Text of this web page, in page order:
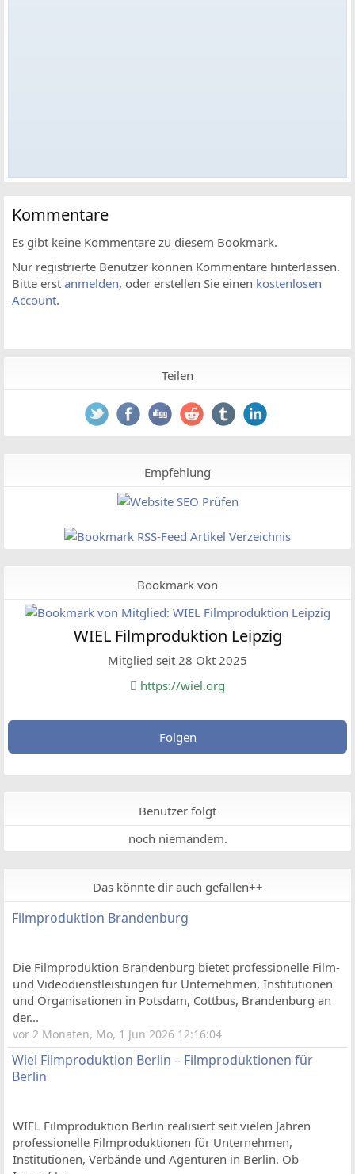
Kommentare
Es gibt keine Kommentare zu diesem Bookmark.
Nur registrierte Benutzer können Kommentare hinterlassen.
Bitte erst anmelden, oder erstellen Sie einen kostenlosen
Account.
Teilen
Empfehlung
Bookmark von
WIEL Filmproduktion Leipzig
Mitglied seit 28 Okt 2025
https://wiel.org
Folgen
Benutzer folgt
noch niemandem.
Das könnte dir auch gefallen++
Filmproduktion Brandenburg
Die Filmproduktion Brandenburg bietet professionelle Film-
und Videodienstleistungen für Unternehmen, Institutionen
und Organisationen in Potsdam, Cottbus, Brandenburg an
der...
vor 2 Monaten, Mo, 1 Jun 2026 12:16:04
Wiel Filmproduktion Berlin – Filmproduktionen für
Berlin
WIEL Filmproduktion Berlin realisiert seit vielen Jahren
professionelle Filmproduktionen für Unternehmen,
Institutionen, Verbände und Agenturen in Berlin. Ob